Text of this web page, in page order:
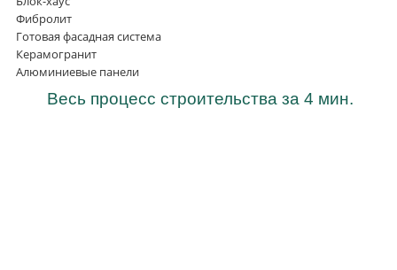
Фибролит
Готовая фасадная система
Керамогранит
Алюминиевые панели
Весь процесс строительства за 4 мин.